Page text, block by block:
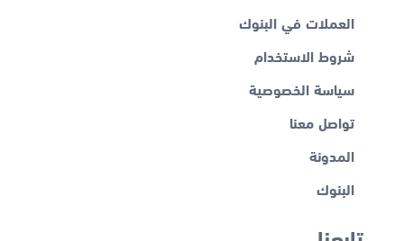
العملات في البنوك
شروط الاستخدام
سياسة الخصوصية
تواصل معنا
المدونة
البنوك